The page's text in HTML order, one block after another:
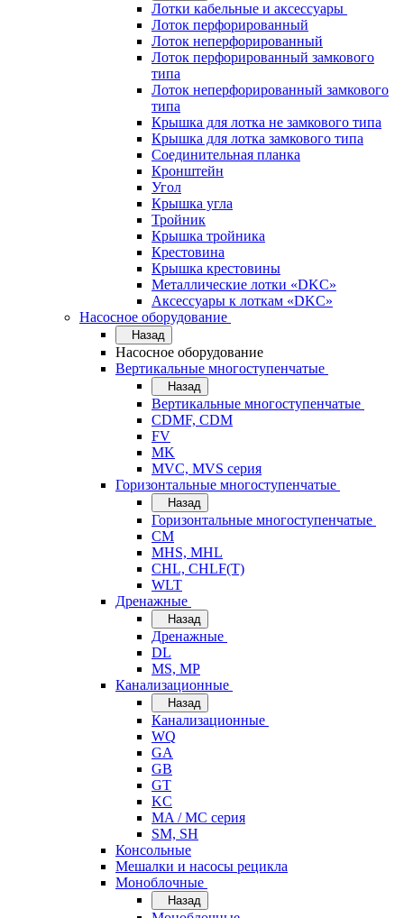
Лотки кабельные и аксессуары
Лоток перфорированный
Лоток неперфорированный
Лоток перфорированный замкового
типа
Лоток неперфорированный замкового
типа
Крышка для лотка не замкового типа
Крышка для лотка замкового типа
Соединительная планка
Кронштейн
Угол
Крышка угла
Тройник
Крышка тройника
Крестовина
Крышка крестовины
Металлические лотки «DKC»
Аксессуары к лоткам «DKC»
Насосное оборудование
Назад
Насосное оборудование
Вертикальные многоступенчатые
Назад
Вертикальные многоступенчатые
CDMF, CDM
FV
MK
MVC, MVS серия
Горизонтальные многоступенчатые
Назад
Горизонтальные многоступенчатые
CM
MHS, MHL
CHL, CHLF(T)
WLT
Дренажные
Назад
Дренажные
DL
MS, MP
Канализационные
Назад
Канализационные
WQ
GA
GB
GT
KC
MA / MC серия
SM, SH
Консольные
Мешалки и насосы рецикла
Моноблочные
Назад